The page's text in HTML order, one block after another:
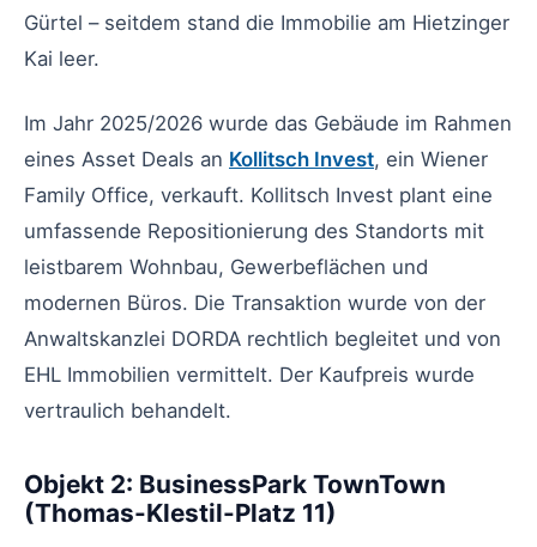
Gürtel – seitdem stand die Immobilie am Hietzinger
Kai leer.
Im Jahr 2025/2026 wurde das Gebäude im Rahmen
eines Asset Deals an Kollitsch Invest, ein Wiener
Family Office, verkauft. Kollitsch Invest plant eine
umfassende Repositionierung des Standorts mit
leistbarem Wohnbau, Gewerbeflächen und
modernen Büros. Die Transaktion wurde von der
Anwaltskanzlei DORDA rechtlich begleitet und von
EHL Immobilien vermittelt. Der Kaufpreis wurde
vertraulich behandelt.
Objekt 2: BusinessPark TownTown
(Thomas-Klestil-Platz 11)